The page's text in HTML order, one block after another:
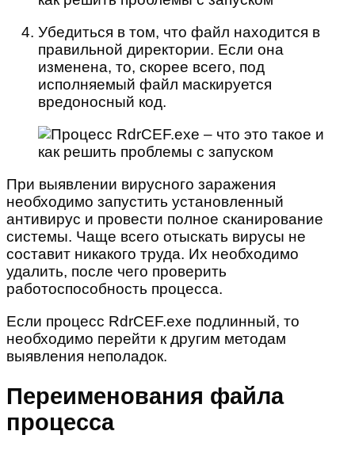
Убедиться в том, что файл находится в
правильной директории. Если она
изменена, то, скорее всего, под
исполняемый файл маскируется
вредоносный код.
При выявлении вирусного заражения
необходимо запустить установленный
антивирус и провести полное сканирование
системы. Чаще всего отыскать вирусы не
составит никакого труда. Их необходимо
удалить, после чего проверить
работоспособность процесса.
Если процесс RdrCEF.exe подлинный, то
необходимо перейти к другим методам
выявления неполадок.
Переименования файла
процесса